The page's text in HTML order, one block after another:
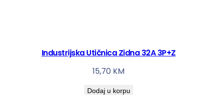
Industrijska Utičnica Zidna 32A 3P+Z
15,70 KM
Dodaj u korpu